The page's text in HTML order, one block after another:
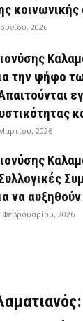
2026
την ψήφο
2026
να αυξηθούν
Φεβρουαρίου, 2026